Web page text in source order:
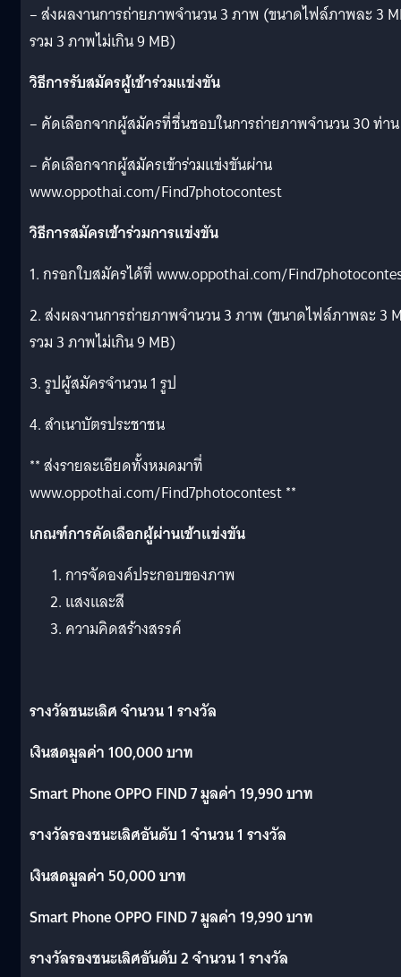
– ส่งผลงานการถ่ายภาพจำนวน 3 ภาพ (ขนาดไฟล์ภาพละ 3
รวม 3 ภาพไม่เกิน 9 MB)
วิธีการรับสมัครผู้เข้าร่วมแข่งขัน
– คัดเลือกจากผู้สมัครที่ชื่นชอบในการถ่ายภาพจำนวน 30 ท่าน
– คัดเลือกจากผู้สมัครเข้าร่วมแข่งขันผ่าน
www.oppothai.com/Find7photocontest
วิธีการสมัครเข้าร่วมการแข่งขัน
1. กรอกใบสมัครได้ที่ www.oppothai.com/
2. ส่งผลงานการถ่ายภาพจำนวน 3 ภาพ (ขนาดไฟล์ภาพละ 3
รวม 3 ภาพไม่เกิน 9 MB)
3. รูปผู้สมัครจำนวน 1 รูป
4. สำเนาบัตรประชาชน
** ส่งรายละเอียดทั้งหมดมาที่
www.oppothai.com/Find7photocontest **
เกณฑ์การคัดเลือกผู้ผ่านเข้าแข่งขัน
การจัดองค์ประกอบของภาพ
แสงและสี
ความคิดสร้างสรรค์
รางวัลชนะเลิศ จำนวน 1 รางวัล
เงินสดมูลค่า 100,000 บาท
Smart Phone OPPO FIND 7 มูลค่า 19,990 บาท
รางวัลรองชนะเลิศอันดับ 1 จำนวน 1 รางวัล
เงินสดมูลค่า 50,000 บาท
Smart Phone OPPO FIND 7 มูลค่า 19,990 บาท
รางวัลรองชนะเลิศอันดับ 2 จำนวน 1 รางวัล